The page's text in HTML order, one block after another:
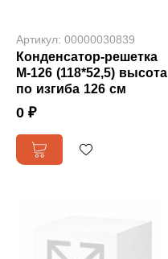
Артикул: 00000030839
Конденсатор-решетка
М-126 (118*52,5) высота
по изгиба 126 см
0 ₽